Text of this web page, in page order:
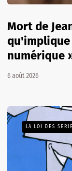
Mort de
numérique
6 août 2026
LA LOI DES